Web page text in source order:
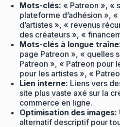
Mots-clés: « Patreon », «
plateforme d’adhésion »,
d’artistes », « revenus
des créateurs », «
Mots-clés à longue
page Patreon », « quelles
Patreon », « Patreon pour
pour les artistes », «
Lien interne: Liens vers
site plus vaste axé sur la
commerce en ligne.
Optimisation des images:
alternatif descriptif pour